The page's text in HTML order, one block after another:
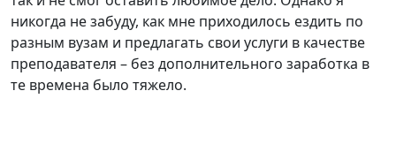
никогда не забуду, как мне приходилось ездить по
разным вузам и предлагать свои услуги в качестве
преподавателя – без дополнительного заработка в
те времена было тяжело.